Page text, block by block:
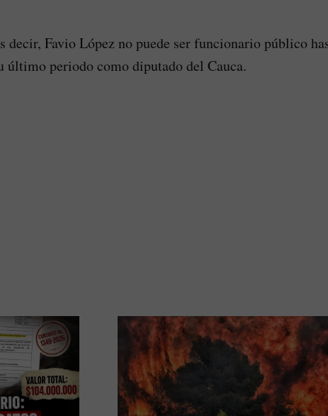
decir, Favio López no puede ser funcionario público
último periodo como diputado del Cauca.